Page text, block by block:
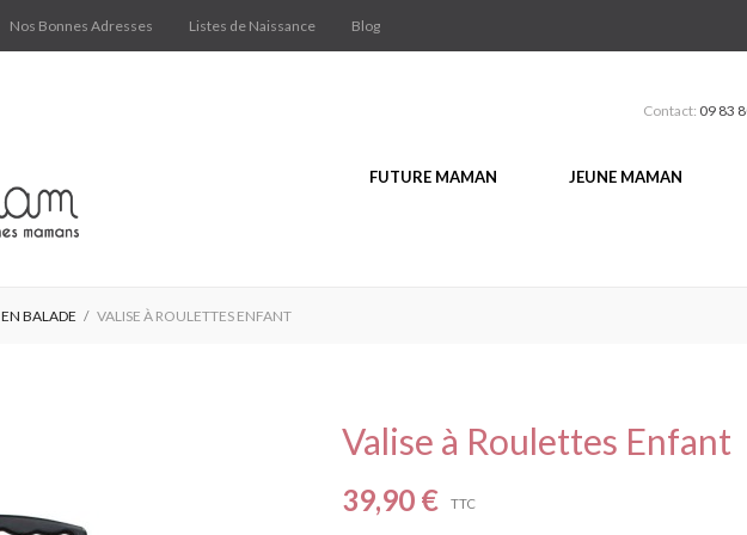
Nos Bonnes Adresses Listes de Naissance Blog
Contact: 09 83
FUTURE MAMAN JEUNE MAMAN
EN BALADE VALISE À ROULETTES ENFANT
Valise à Roulettes Enfant
39,90 € TTC